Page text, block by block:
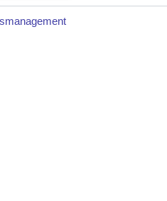
€21.00.